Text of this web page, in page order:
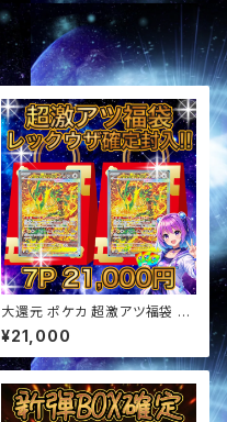
大還元 ポケカ 超激アツ福袋 レ
ックウザ確定 オリパ
¥21,000